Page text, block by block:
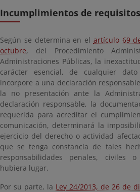
Incumplimientos de
Según se determina en el artículo 69
octubre, del Procedimiento
Administraciones Públicas, la
carácter esencial, de cualquier
incorpore a una declaración
la no presentación ante la
declaración responsable, la
requerida para acreditar el
comunicación, determinará la
ejercicio del derecho o actividad
que se tenga constancia de tales
responsabilidades penales, civiles
hubiera lugar.
Por su parte, la Ley 24/2013, de 26 de